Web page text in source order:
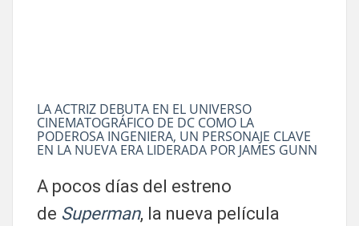
LA ACTRIZ DEBUTA EN EL UNIVERSO
CINEMATOGRÁFICO DE DC COMO LA
PODEROSA INGENIERA, UN PERSONAJE CLAVE
EN LA NUEVA ERA LIDERADA POR JAMES GUNN
A pocos días del estreno
de Superman, la nueva película